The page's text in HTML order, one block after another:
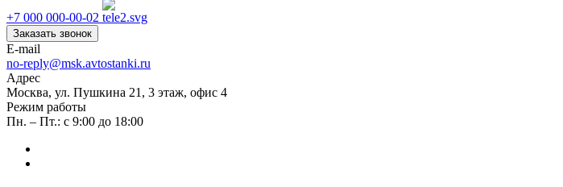
+7 000 000-00-02
Заказать звонок
E-mail
no-reply@msk.avtostanki.ru
Адрес
Москва, ул. Пушкина 21, 3 этаж, офис 4
Режим работы
Пн. – Пт.: с 9:00 до 18:00